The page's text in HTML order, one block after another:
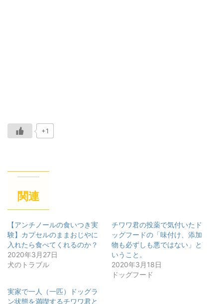
+1
関連
【アンチノールの食いつき実
験】カプセルのままおじやに
入れたら食べてくれるのか？
2020年3月27日
犬のトラブル
チワワ君の投薬で気付いたド
ッグフードの「味付け、添加
物も必ずしも悪ではない」と
いうこと。
2020年3月18日
ドッグフード
実家で一人（一匹）ドッグラ
ン状態を満喫するチワワ君と